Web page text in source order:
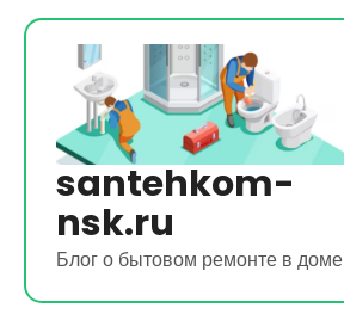
Перейти
содержимому
santehkom-
nsk.ru
Блог о бытовом ремонте в доме